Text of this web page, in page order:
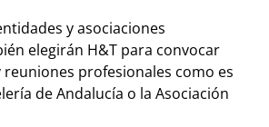
y asociaciones
elegirán H&T para convocar
reuniones profesionales como es
de Andalucía o la Asociación